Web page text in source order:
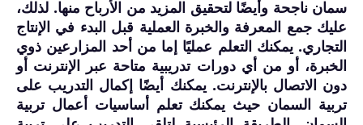
سمان ناجحة وأيضًا لتحقيق المزيد من الأرباح منها. لذلك،
عليك جمع المعرفة والخبرة العملية قبل البدء في الإنتاج
التجاري. يمكنك التعلم عمليًا إما من أحد المزارعين ذوي
الخبرة، أو من أي دورات تدريبية متاحة عبر الإنترنت أو
دون الاتصال بالإنترنت. يمكنك أيضًا إكمال التدريب على
تربية السمان حيث يمكنك تعلم أساسيات أعمال تربية